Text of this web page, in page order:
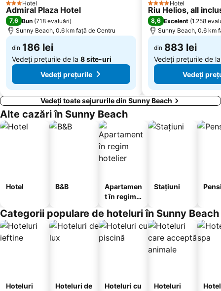
3 SteleHotel
Admiral Plaza Hotel
7,6 Bun (718 evaluări)
Sunny Beach, 0.6 km faţă de Centru
din 186 lei
Vedeți prețurile de la 8 site-uri
Vedeți prețurile
4 SteleHotel
Riu Helios, all
8,6 Excelent (1.258
Sunny Beach, 0.6 km
din 883 lei
Vedeți prețurile de
Vedeți
Vedeți toate sejururile din Sunny Beach
Alte cazări în Sunny Beach
Hotel B&B
Apartamen
t în regim
Stațiuni
Categorii populare de hoteluri în Sunny Beach
Hoteluri
Hoteluri de
Hoteluri cu
Hoteluri